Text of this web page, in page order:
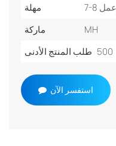
مهلة
عمل
ماركة
MH
طلب المنتج الأدنى 500
استفسر الآن